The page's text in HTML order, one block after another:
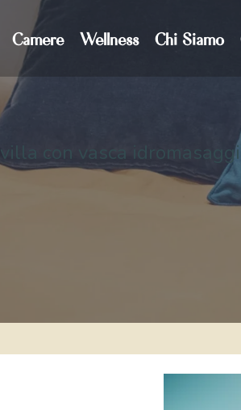
Camere Wellness Chi Siamo
villa con vasca